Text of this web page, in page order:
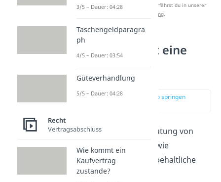
Studyflix zu verbessern. Mehr dazu erfährst du in unserer
Datenschutzerklärung.
Wie funktioniert eine
Zahlung unter
Vorbehalt?
zur Stelle im Video springen
Jetzt kennst du die Bedeutung von
„unter Vorbehalt“. Aber wie
funktioniertso eine vorbehaltliche
Zahlung?
3/5 – Dauer: 04:28
Taschengeldparagra
ph
4/5 – Dauer: 03:54
Güteverhandlung
5/5 – Dauer: 04:28
Recht
Vertragsabschluss
Wie kommt ein
Kaufvertrag
zustande?